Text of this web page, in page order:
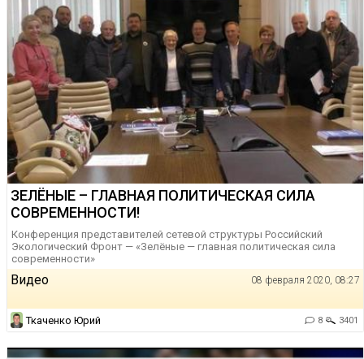
ЗЕЛЁНЫЕ – ГЛАВНАЯ ПОЛИТИЧЕСКАЯ СИЛА
СОВРЕМЕННОСТИ!
Конференция представителей сетевой структуры Российский
Экологический Фронт — «Зелёные — главная политическая сила
современности»
Видео 08 февраля 2020, 08:27
Ткаченко Юрий 8 3401